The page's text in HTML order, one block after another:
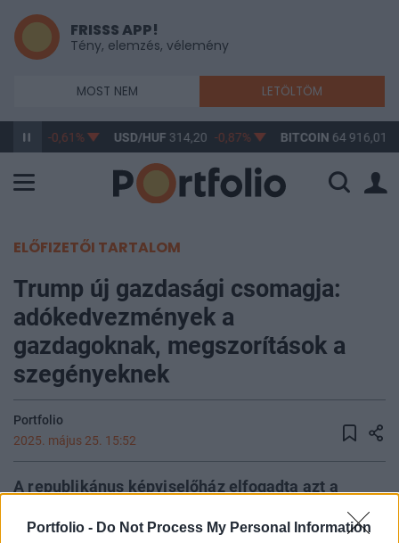
Portfolio - Do Not Process My Personal Information
FRISSS APP!
Tény, elemzés, vélemény
MOST NEM LETÖLTÖM
-0,61% USD/HUF314,20 -0,87% BITCOIN64 916,01
ELŐFIZETŐI TARTALOM
Trump új gazdasági csomagja:
adókedvezmények a
gazdagoknak, megszorítások a
szegényeknek
Portfolio
2025. május 25. 15:52
A republikánus képviselőház elfogadta azt a
grandiózus gazdasági törvénycsomagot, amely
egyszerre kínál tartós adócsökkentéseket a